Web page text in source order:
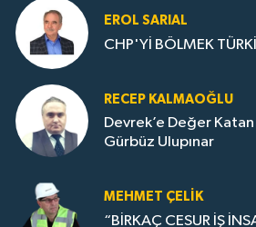
EROL SARIAL
CHP'Yİ BÖLMEK
RECEP KALMAOĞLU
Devrek’e Değer
Gürbüz Ulupınar
MEHMET ÇELIK
“BİRKAÇ CESUR İŞ